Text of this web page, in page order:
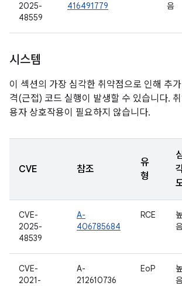
2025-
48559
416491779
음
시스템
이 섹션의 가장 심각한 취약점으로 인해 추
격(근접) 코드 실행이 발생할 수 있습니다.
용자 상호작용이 필요하지 않습니다.
CVE 참조
유
형
CVE-
2025-
48539
A-
406785684
RCE
CVE-
2021-
A-
212610736
EoP